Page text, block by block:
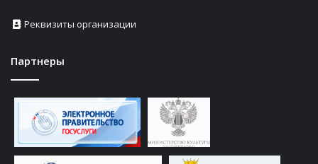
Реквизиты организации
Партнеры